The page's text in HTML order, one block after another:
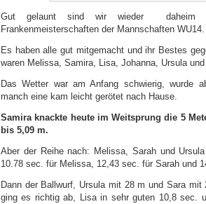
Gut gelaunt sind wir wieder daheim
Frankenmeisterschaften der Mannschaften WU14.
Es haben alle gut mitgemacht und ihr Bestes
waren Melissa, Samira, Lisa, Johanna, Ursula
Das Wetter war am Anfang schwierig, wurde
manch eine kam leicht gerötet nach Hause.
Samira knackte heute im Weitsprung die 5
bis 5,09 m.
Aber der Reihe nach: Melissa, Sarah und
10.78 sec. für Melissa, 12,43 sec. für Sarah und
Dann der Ballwurf, Ursula mit 28 m und Sara
ging es richtig ab, Lisa in sehr guten 10,8 sec.